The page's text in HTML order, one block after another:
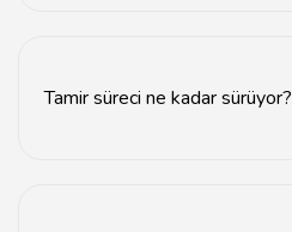
Tamir süreci ne kadar sürüyor?